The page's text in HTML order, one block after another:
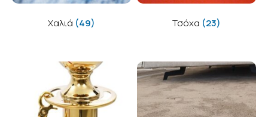
Χαλιά (49) Τσόχα (23)